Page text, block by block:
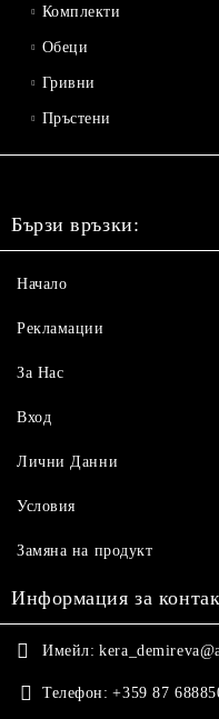
Комплекти
Обеци
Гривни
Пръстени
Бързи връзки:
Начало
Рекламации
За Нас
Вход
Лични Данни
Условия
Замяна на продукт
Информация за
Имейл:
Телефон: +359 87